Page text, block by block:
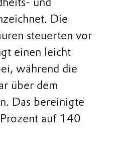
Die
steuerten vor
einen leicht
während die
über dem
Das bereinigte
auf 140